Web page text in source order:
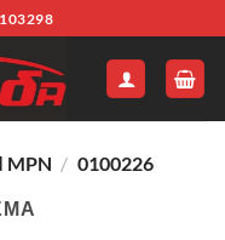
/ 0100226